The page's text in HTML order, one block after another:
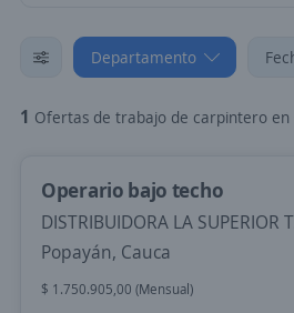
Departamento
1 Ofertas de trabajo de carpintero en
Operario bajo techo
DISTRIBUIDORA LA SUPERIOR
Popayán, Cauca
$ 1.750.905,00 (Mensual)